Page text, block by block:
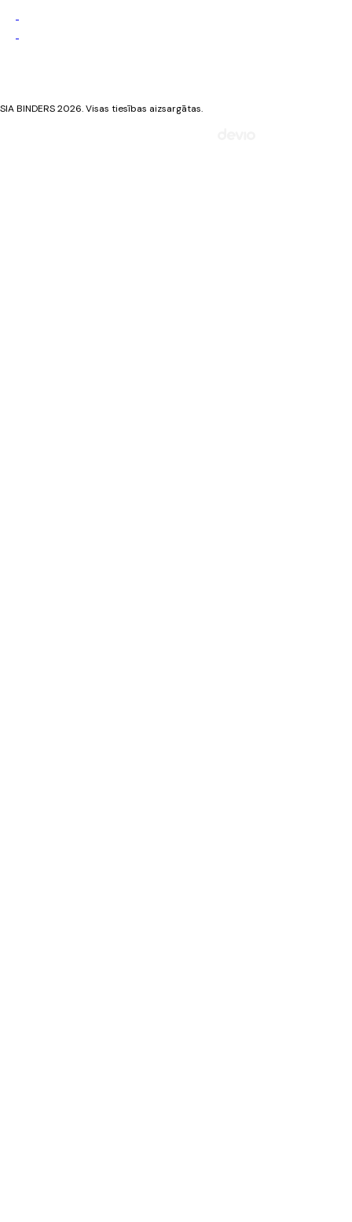
SIA BINDERS 2026. Visas tiesības aizsargātas.